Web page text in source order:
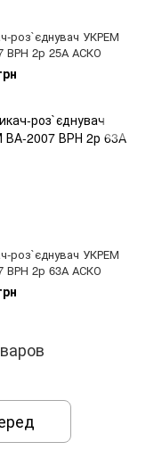
роз`єднувач УКРЕМ
ВРН 2р 25А АСКО
роз`єднувач УКРЕМ
ВРН 2р 63А АСКО